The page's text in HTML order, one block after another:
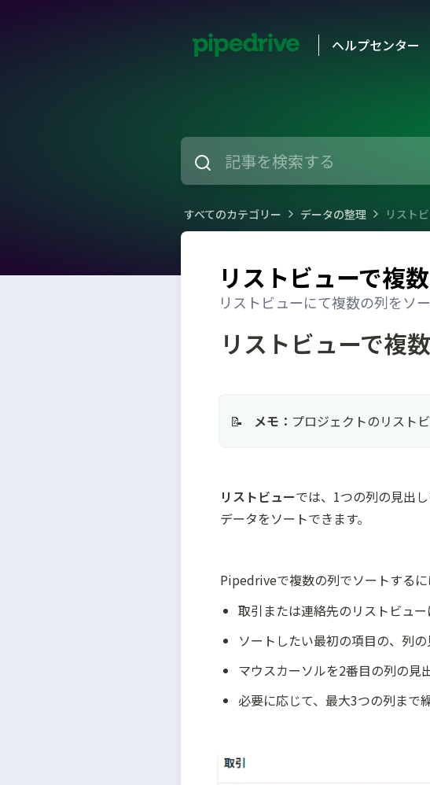
ヘルプセンター
すべてのカテゴリー データの整理 リスト
リストビューで複
リストビューにて複数の列をソ
リストビューで複
📝 メモ： プロジェクトのリスト
リストビューでは、1つの列の見出
データをソートできます。
Pipedriveで複数の列でソートする
取引または連絡先のリストビュ
ソートしたい最初の項目の、列
マウスカーソルを2番目の列の見
必要に応じて、最大3つの列まで